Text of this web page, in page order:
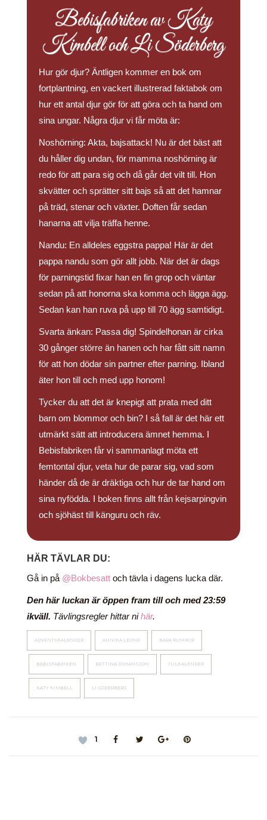
Bebisfabriken av Katy
Kimbell och Li Söderberg
Hur gör djur? Äntligen kommer en bok om
fortplantning, en vackert illustrerad faktabok om
hur ett antal djur gör för att göra och ta hand om
sina ungar. Några djur vi får möta är:
Noshörning: Akta, bajsattack! Nu är det bäst att
du håller dig undan, för mamma noshörning är
redo för att para sig och då går det vilt till. Hon
skvätter och sprätter sitt bajs så att det hamnar
på träd, stenar och växter. Doften får sedan
hanarna att vilja träffa henne.
Nandu: En alldeles eggstra pappa! Här är det
pappa nandu som gör allt jobb. När det är dags
för parningstid fixar han en fin grop och väntar
sedan på att honorna ska komma och lägga ägg.
Sedan kan han ruva på upp till 70 ägg samtidigt.
Svarta änkan: Passa dig! Spindelhonan är cirka
30 gånger större än hanen och har fått sitt namn
för att hon dödar sin partner efter parning. Ibland
äter hon till och med upp honom!
Tycker du att det är knepigt att prata med ditt
barn om blommor och bin? I så fall är det här ett
utmärkt sätt att introducera ämnet hemma. I
Bebisfabriken får vi sammanlagt möta ett
femtontal djur, veta hur de parar sig, vad som
händer då de är dräktiga och hur de tar hand om
sina nyfödda. I boken finns allt från kejsarpingvin
och sjöhäst till känguru och räv.
HÄR TÄVLAR DU:
Gå in på @Bokbesatt och tävla i dagens lucka där.
Den här luckan är öppen fram till och med 23:59
ikväll. Tävlingsregler hittar nihär.
ADVENTSKALENDER ANNIKA LEONE BARA RUMPOR
BEBISFABRIKEN BETTINA JOHANSSON JULKALENDER
KATY KIMBELL LI SÖDERBERG
1